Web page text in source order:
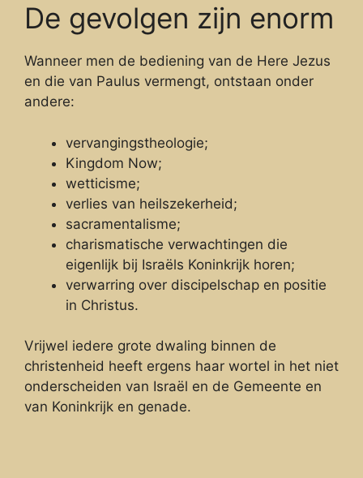
De gevolgen zijn enorm
Wanneer men de bediening van de Here Jezus
en die van Paulus vermengt, ontstaan onder
andere:
vervangingstheologie;
Kingdom Now;
wetticisme;
verlies van heilszekerheid;
sacramentalisme;
charismatische verwachtingen die
eigenlijk bij Israëls Koninkrijk horen;
verwarring over discipelschap en positie
in Christus.
Vrijwel iedere grote dwaling binnen de
christenheid heeft ergens haar wortel in het niet
onderscheiden van Israël en de Gemeente en
van Koninkrijk en genade.